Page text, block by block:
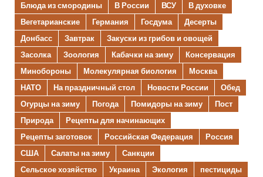
Блюда из смородины
В России ВСУ
В духовке
Вегетарианские
Германия Госдума
Десерты
Донбасс
Завтрак
Закуски из грибов и овощей
Засолка
Зоология Кабачки на зиму
Консервация
Минобороны
Молекулярная биология
Москва
НАТО
На праздничный стол Новости России
Обед
Огурцы на зиму
Погода Помидоры на зиму
Пост
Природа
Рецепты для начинающих
Рецепты заготовок
Российская Федерация
Россия
США
Салаты на зиму
Санкции
Сельское хозяйство
Украина Экология
пестициды